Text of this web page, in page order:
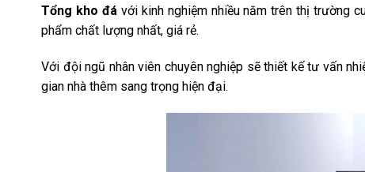
Tổng kho đávới kinh nghiệm nhiều năm trên thị trường
phẩm chất lượng nhất, giá rẻ.
Với đội ngũ nhân viên chuyên nghiệp sẽ thiết kế tư vấn
gian nhà thêm sang trọng hiện đại.